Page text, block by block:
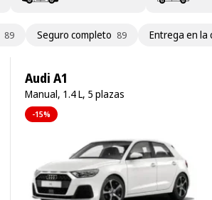
89 Seguro completo 89 Entrega en la
Audi A1
Manual, 1.4 L, 5 plazas
-15%